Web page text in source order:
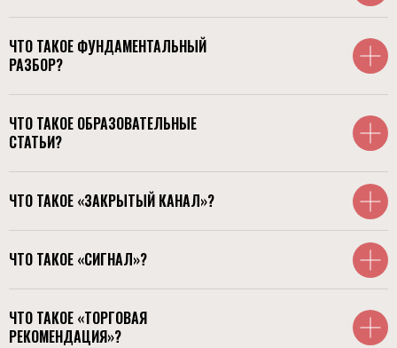
ЧТО ТАКОЕ ФУНДАМЕНТАЛЬНЫЙ
РАЗБОР?
ЧТО ТАКОЕ ОБРАЗОВАТЕЛЬНЫЕ
СТАТЬИ?
ЧТО ТАКОЕ «ЗАКРЫТЫЙ КАНАЛ»?
ЧТО ТАКОЕ «СИГНАЛ»?
ЧТО ТАКОЕ «ТОРГОВАЯ
РЕКОМЕНДАЦИЯ»?
TRADE BYBOOBA
О проекте
Закрытый канал